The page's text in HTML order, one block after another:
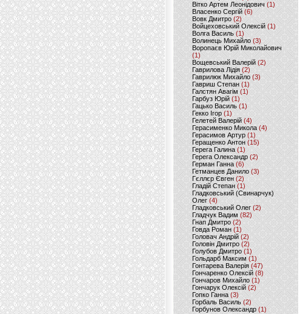
Вітко Артем Леонідович(1)
Власенко Сергій (6)
Вовк Дмитро(2)
Войцеховський Олексій(1)
Волга Василь (1)
Волинець Михайло (3)
Воропаєв Юрій Миколайович
(1)
Вощевський Валерій(2)
Гаврилова Лідія (2)
Гаврилюк Михайло (3)
Гавриш Степан (1)
Галстян Авагім (1)
Гарбуз Юрій (1)
Гацько Василь (1)
Гекко Ігор(1)
Гелетей Валерій (4)
Герасименко Микола (4)
Герасимов Артур (1)
Геращенко Антон(15)
Герега Галина (1)
Герега Олександр (2)
Герман Ганна (6)
Гетманцев Данило (3)
Гєллєр Євген (2)
Гладій Степан(1)
Гладковський (Свинарчук)
Олег (4)
Гладковський Олег (2)
Гладчук Вадим (82)
Гнап Дмитро (2)
Говда Роман(1)
Головач Андрій (2)
Головін Дмитро (2)
Голубов Дмитро (1)
Гольдарб Максим(1)
Гонтарева Валерія (47)
Гончаренко Олексій(8)
Гончаров Михайло (1)
Гончарук Олексій (2)
Гопко Ганна (3)
Горбаль Василь (2)
Горбунов Олександр (1)